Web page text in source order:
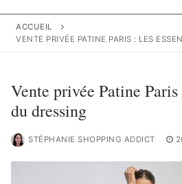
ACCUEIL
VENTE PRIVÉE PATINE PARIS : LES
Vente privée Patine
du dressing
STÉPHANIE SHOPPING ADDICT